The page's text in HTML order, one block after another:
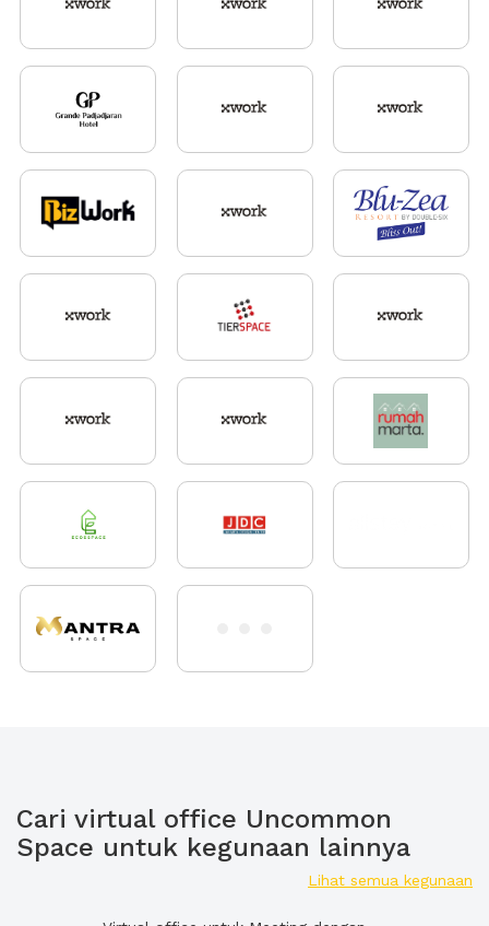
Cari virtual office Uncommon
Space untuk kegunaan lainnya
Lihat semua kegunaan